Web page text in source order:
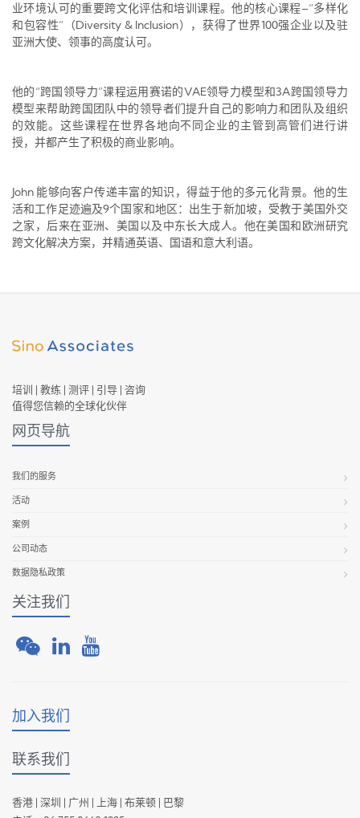
业环境认可的重要跨文化评估和培训课程。他的核心课程–“多样化
和包容性” （Diversity & Inclusion），获得了世界100强企业以及驻
亚洲大使、领事的高度认可。
他的 “跨国领导力”课程运用赛诺的VAE领导力模型和3A跨国领导力
模型来帮助跨国团队中的领导者们提升自己的影响力和团队及组织
的效能。这些课程在世界各地向不同企业的主管到高管们进行讲
授，并都产生了积极的商业影响。
John 能够向客户传递丰富的知识，得益于他的多元化背景。他的生
活和工作足迹遍及9个国家和地区：出生于新加坡，受教于美国外交
之家，后来在亚洲、美国以及中东长大成人。他在美国和欧洲研究
跨文化解决方案，并精通英语、国语和意大利语。
培训 | 教练 | 测评 | 引导 | 咨询
值得您信赖的全球化伙伴
网页导航
我们的服务
活动
案例
公司动态
数据隐私政策
关注我们
加入我们
联系我们
香港 | 深圳 | 广州 | 上海 | 布莱顿 | 巴黎